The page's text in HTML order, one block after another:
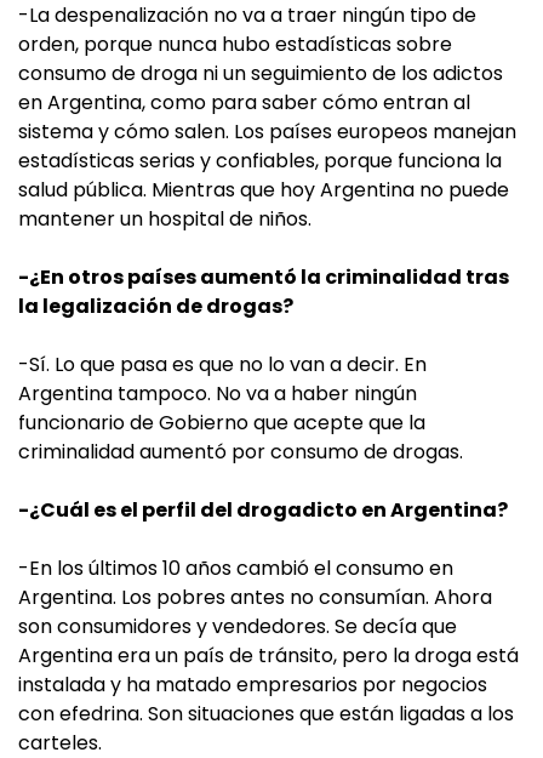
-La despenalización no va a traer ningún tipo de
orden, porque nunca hubo estadísticas sobre
consumo de droga ni un seguimiento de los adictos
en Argentina, como para saber cómo entran al
sistema y cómo salen. Los países europeos manejan
estadísticas serias y confiables, porque funciona la
salud pública. Mientras que hoy Argentina no puede
mantener un hospital de niños.
-¿En otros países aumentó la criminalidad tras
la legalización de drogas?
-Sí. Lo que pasa es que no lo van a decir. En
Argentina tampoco. No va a haber ningún
funcionario de Gobierno que acepte que la
criminalidad aumentó por consumo de drogas.
-¿Cuál es el perfil del drogadicto en Argentina?
-En los últimos 10 años cambió el consumo en
Argentina. Los pobres antes no consumían. Ahora
son consumidores y vendedores. Se decía que
Argentina era un país de tránsito, pero la droga está
instalada y ha matado empresarios por negocios
con efedrina. Son situaciones que están ligadas a los
carteles.